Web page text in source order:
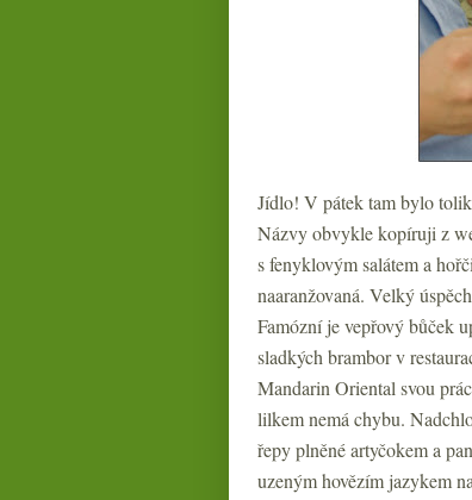
Jídlo! V pátek tam bylo
Názvy obvykle kopíruji z
s fenyklovým salátem a
naaranžovaná. Velký
Famózní je vepřový bůček
sladkých brambor v
Mandarin Oriental svou
lilkem nemá chybu.
řepy plněné artyčokem a
uzeným hovězím jazykem